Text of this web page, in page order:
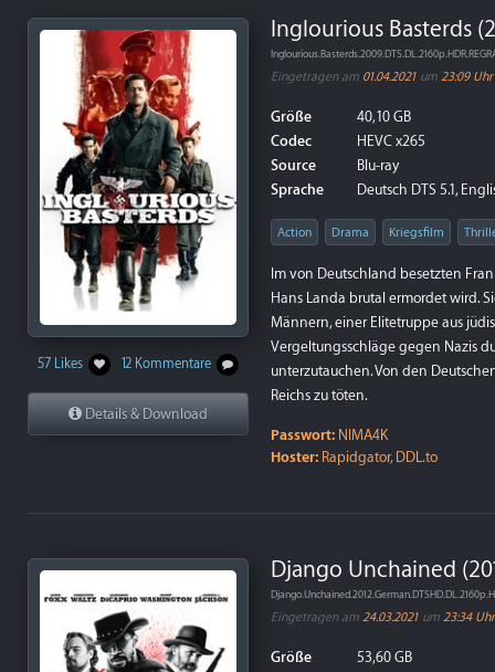
57 Likes 12 Kommentare
Details & Download
Inglourious Basterds
Eingetragen am 01.04.2021 um 23:09 Uhr
Größe
40,10 GB
Codec
HEVC x265
Source
Blu-ray
Sprache
Deutsch DTS 5.1,
Action Drama Kriegsfilm
Im von Deutschland besetzten
Hans Landa brutal ermordet wird.
Männern, einer Elitetruppe aus
Vergeltungsschläge gegen Nazis
unterzutauchen. Von den
Reichs zu töten.
Passwort: NIMA4K
Hoster: Rapidgator, DDL.to
Django Unchained
Eingetragen am 24.03.2021 um 23:34 Uhr
Größe
53,60 GB